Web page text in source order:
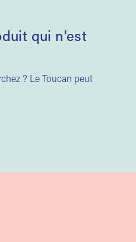
qui n'est
? Le Toucan peut